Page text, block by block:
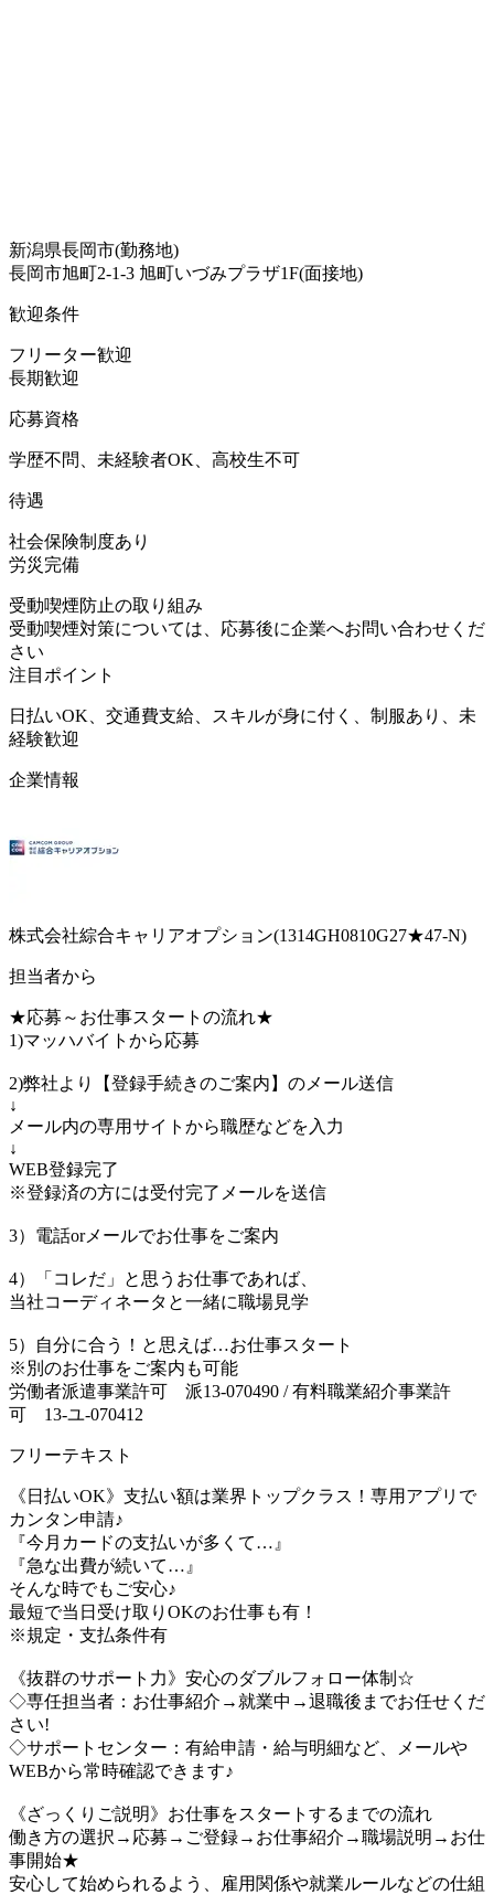
新潟県長岡市(勤務地)
長岡市旭町2-1-3 旭町いづみプラザ1F(面接地)
歓迎条件
フリーター歓迎
長期歓迎
応募資格
学歴不問、未経験者OK、高校生不可
待遇
社会保険制度あり
労災完備
受動喫煙防止の取り組み
受動喫煙対策については、応募後に企業へお問い合わせくだ
さい
注目ポイント
日払いOK、交通費支給、スキルが身に付く、制服あり、未
経験歓迎
企業情報
株式会社綜合キャリアオプション(1314GH0810G27★47-N)
担当者から
★応募～お仕事スタートの流れ★
1)マッハバイトから応募
2)弊社より【登録手続きのご案内】のメール送信
↓
メール内の専用サイトから職歴などを入力
↓
WEB登録完了
※登録済の方には受付完了メールを送信
3）電話orメールでお仕事をご案内
4）「コレだ」と思うお仕事であれば、
当社コーディネータと一緒に職場見学
5）自分に合う！と思えば…お仕事スタート
※別のお仕事をご案内も可能
労働者派遣事業許可 派13-070490 / 有料職業紹介事業許
可 13-ユ-070412
フリーテキスト
《日払いOK》支払い額は業界トップクラス！専用アプリで
カンタン申請♪
『今月カードの支払いが多くて…』
『急な出費が続いて…』
そんな時でもご安心♪
最短で当日受け取りOKのお仕事も有！
※規定・支払条件有
《抜群のサポート力》安心のダブルフォロー体制☆
◇専任担当者：お仕事紹介→就業中→退職後までお任せくだ
さい!
◇サポートセンター：有給申請・給与明細など、メールや
WEBから常時確認できます♪
《ざっくりご説明》お仕事をスタートするまでの流れ
働き方の選択→応募→ご登録→お仕事紹介→職場説明→お仕
事開始★
安心して始められるよう、雇用関係や就業ルールなどの仕組